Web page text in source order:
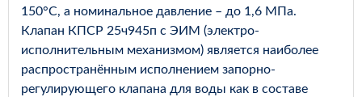
150°С, а номинальное давление – до 1,6 МПа.
Клапан КПСР 25ч945п с ЭИМ (электро-
исполнительным механизмом) является наиболее
распространённым исполнением запорно-
регулирующего клапана для воды как в составе